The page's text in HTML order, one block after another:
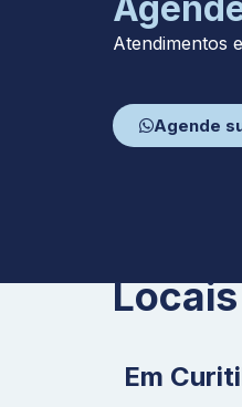
Atendimentos
Agende
Em